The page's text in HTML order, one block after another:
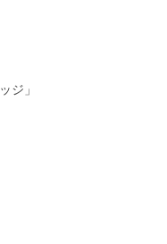
ジ」